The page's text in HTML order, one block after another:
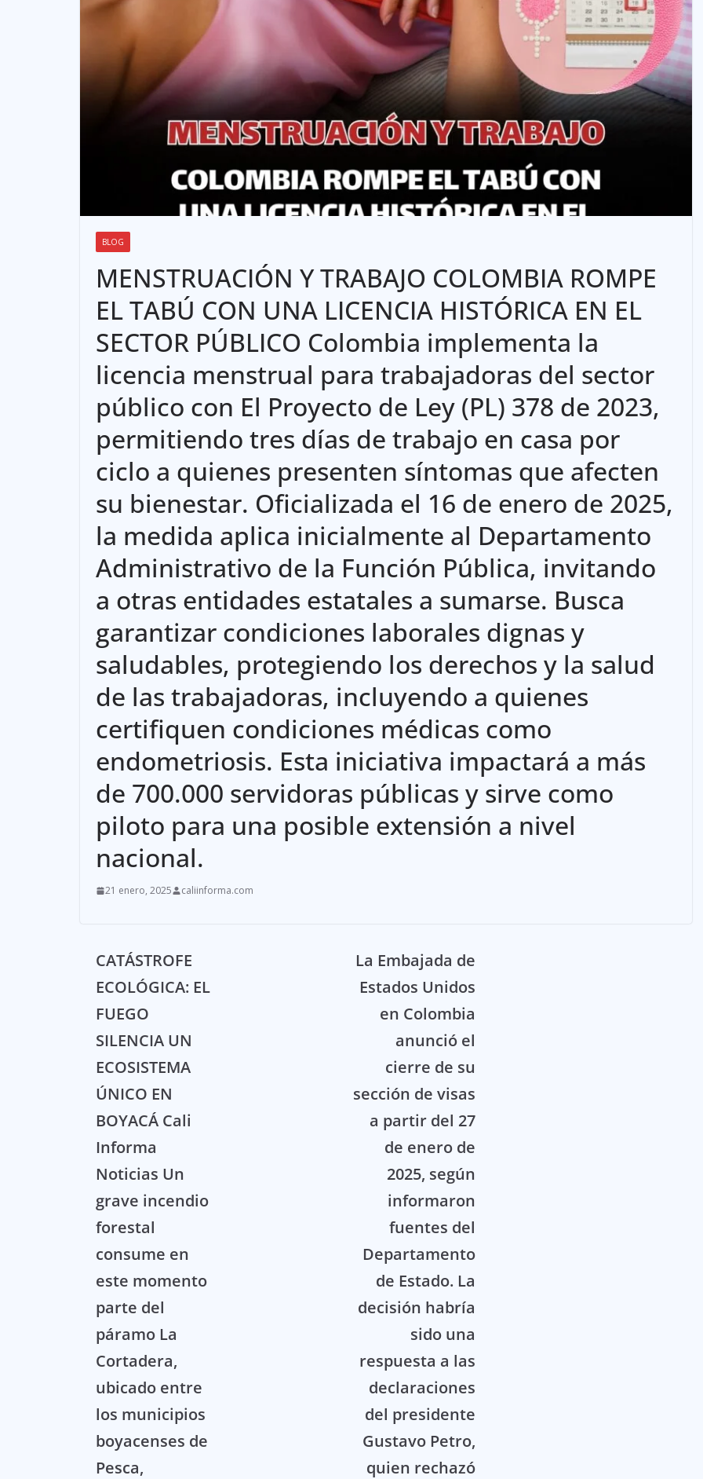
BLOG
MENSTRUACIÓN Y TRABAJO COLOMBIA ROMPE
EL TABÚ CON UNA LICENCIA HISTÓRICA EN EL
SECTOR PÚBLICO Colombia implementa la
licencia menstrual para trabajadoras del sector
público con El Proyecto de Ley (PL) 378 de 2023,
permitiendo tres días de trabajo en casa por
ciclo a quienes presenten síntomas que afecten
su bienestar. Oficializada el 16 de enero de 2025,
la medida aplica inicialmente al Departamento
Administrativo de la Función Pública, invitando
a otras entidades estatales a sumarse. Busca
garantizar condiciones laborales dignas y
saludables, protegiendo los derechos y la salud
de las trabajadoras, incluyendo a quienes
certifiquen condiciones médicas como
endometriosis. Esta iniciativa impactará a más
de 700.000 servidoras públicas y sirve como
piloto para una posible extensión a nivel
nacional.
21 enero, 2025 caliinforma.com
CATÁSTROFE
ECOLÓGICA: EL
FUEGO
SILENCIA UN
ECOSISTEMA
ÚNICO EN
BOYACÁ Cali
Informa
Noticias Un
grave incendio
forestal
consume en
este momento
parte del
páramo La
Cortadera,
ubicado entre
los municipios
boyacenses de
Pesca,
La Embajada de
Estados Unidos
en Colombia
anunció el
cierre de su
sección de visas
a partir del 27
de enero de
2025, según
informaron
fuentes del
Departamento
de Estado. La
decisión habría
sido una
respuesta a las
declaraciones
del presidente
Gustavo Petro,
quien rechazó